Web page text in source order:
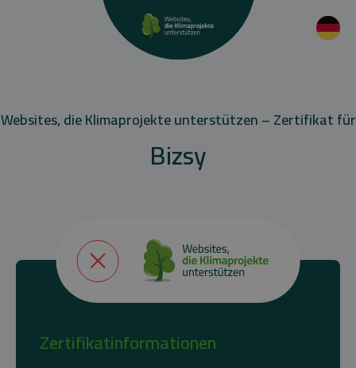
Websites, die Klimaprojekte unterstützen – Zertifikat für
Bizsy
Zertifikatinformationen